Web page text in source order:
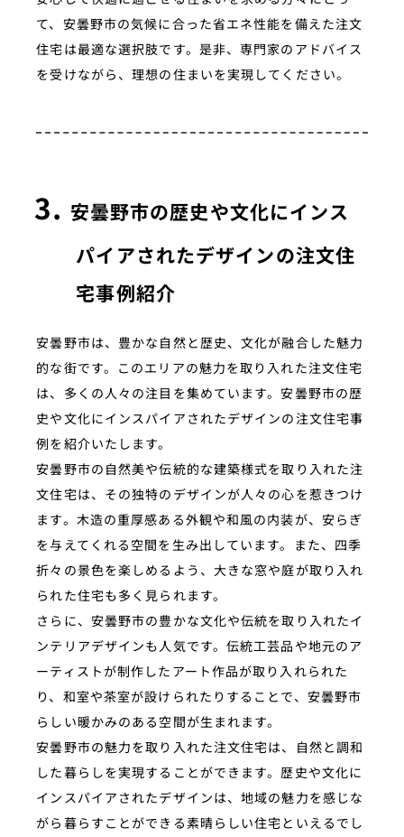
て、安曇野市の気候に合った省エネ性能を備えた注文
住宅は最適な選択肢です。是非、専門家のアドバイス
を受けながら、理想の住まいを実現してください。
安曇野市の歴史や文化にインス
パイアされたデザインの注文住
宅事例紹介
安曇野市は、豊かな自然と歴史、文化が融合した魅力
的な街です。このエリアの魅力を取り入れた注文住宅
は、多くの人々の注目を集めています。安曇野市の歴
史や文化にインスパイアされたデザインの注文住宅事
例を紹介いたします。
安曇野市の自然美や伝統的な建築様式を取り入れた注
文住宅は、その独特のデザインが人々の心を惹きつけ
ます。木造の重厚感ある外観や和風の内装が、安らぎ
を与えてくれる空間を生み出しています。また、四季
折々の景色を楽しめるよう、大きな窓や庭が取り入れ
られた住宅も多く見られます。
さらに、安曇野市の豊かな文化や伝統を取り入れたイ
ンテリアデザインも人気です。伝統工芸品や地元のア
ーティストが制作したアート作品が取り入れられた
り、和室や茶室が設けられたりすることで、安曇野市
らしい暖かみのある空間が生まれます。
安曇野市の魅力を取り入れた注文住宅は、自然と調和
した暮らしを実現することができます。歴史や文化に
インスパイアされたデザインは、地域の魅力を感じな
がら暮らすことができる素晴らしい住宅といえるでし